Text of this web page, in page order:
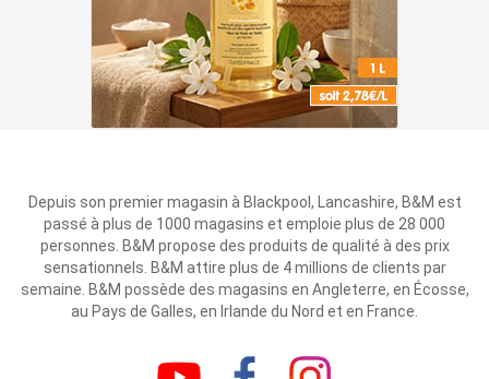
Depuis son premier magasin à Blackpool, Lancashire, B&M est
passé à plus de 1000 magasins et emploie plus de 28 000
personnes. B&M propose des produits de qualité à des prix
sensationnels. B&M attire plus de 4 millions de clients par
semaine. B&M possède des magasins en Angleterre, en Écosse,
au Pays de Galles, en Irlande du Nord et en France.